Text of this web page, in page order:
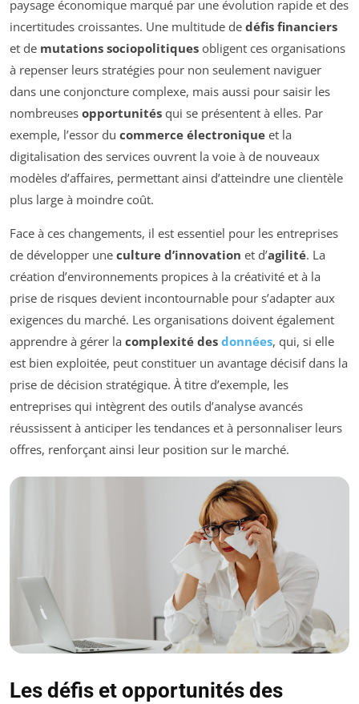
paysage économique marqué par une évolution rapide et des
incertitudes croissantes. Une multitude de défis financiers
et de mutations sociopolitiques obligent ces organisations
à repenser leurs stratégies pour non seulement naviguer
dans une conjoncture complexe, mais aussi pour saisir les
nombreuses opportunités qui se présentent à elles. Par
exemple, l’essor du commerce électronique et la
digitalisation des services ouvrent la voie à de nouveaux
modèles d’affaires, permettant ainsi d’atteindre une clientèle
plus large à moindre coût.
Face à ces changements, il est essentiel pour les entreprises
de développer une culture d’innovation et d’agilité. La
création d’environnements propices à la créativité et à la
prise de risques devient incontournable pour s’adapter aux
exigences du marché. Les organisations doivent également
apprendre à gérer la complexité des données, qui, si elle
est bien exploitée, peut constituer un avantage décisif dans la
prise de décision stratégique. À titre d’exemple, les
entreprises qui intègrent des outils d’analyse avancés
réussissent à anticiper les tendances et à personnaliser leurs
offres, renforçant ainsi leur position sur le marché.
Les défis et opportunités des